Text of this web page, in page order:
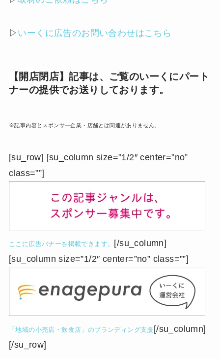
▷ いーくに広告のお問い合わせはこちら
【開店閉店】記事は、ご覧のいーくにパート
ナーの提供でお送りしております。
※記事内容とスポンサー企業・店舗とは関連がありません。
[su_row] [su_column size=”1/2″ center=”no”
class=””]
ここに広告バナーを掲載できます。
[/su_column]
[su_column size=”1/2″ center=”no” class=””]
「地域の小売店・飲食店」のブランディング支援 [/su_column]
[/su_row]